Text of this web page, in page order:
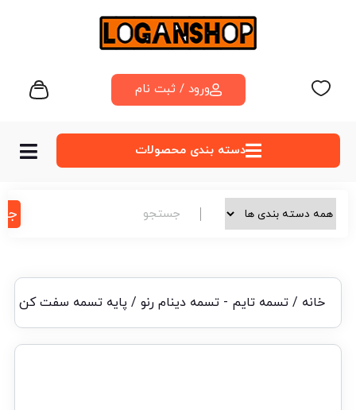
ورود / ثبت نام
دسته‌ بندی محصولات
خانه / تسمه تایم - تسمه دینام رنو/ پایه تسمه سفت کن دینام